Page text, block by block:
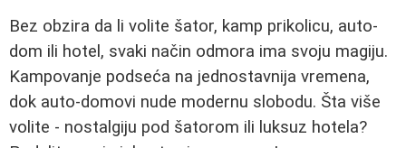
Bez obzira da li volite šator, kamp prikolicu, auto-
dom ili hotel, svaki način odmora ima svoju magiju.
Kampovanje podseća na jednostavnija vremena,
dok auto-domovi nude modernu slobodu. Šta više
volite - nostalgiju pod šatorom ili luksuz hotela?